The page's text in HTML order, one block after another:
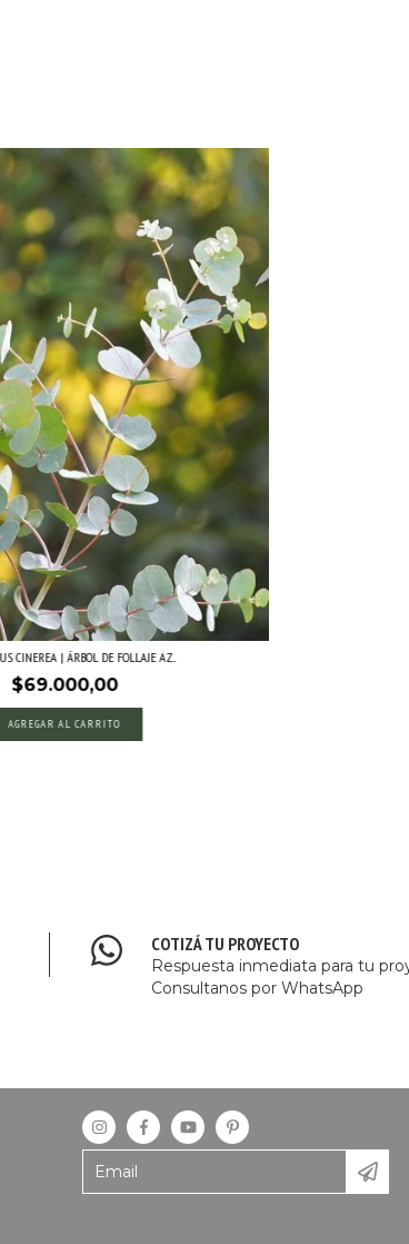
CINEREA | ÁRBOL DE FOLLAJE AZ...
$69.000,00
AGREGAR AL CARRITO
COTIZÁ TU PROYECTO
Respuesta inmediata para tu
Consultanos por WhatsApp